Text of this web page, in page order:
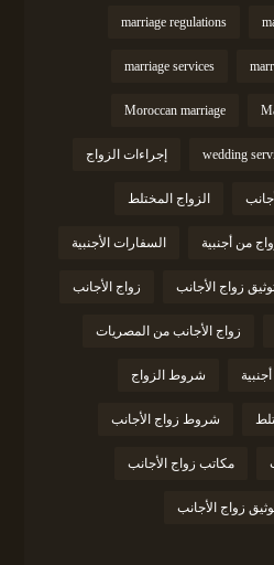
marriage regulations
marriage services
Moroccan marriage
wedding إجراءات الزواج
الزواج المختلط
من أجنبية السفارات الأجنبية
زواج الأجانب زواج الأجانب
زواج الأجانب من المصريات
شروط الزواج
شروط زواج الأجانب
مكاتب زواج الأجانب
زواج الأجانب